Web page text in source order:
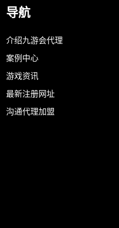
导航
介绍九游会代理
案例中心
游戏资讯
最新注册网址
沟通代理加盟